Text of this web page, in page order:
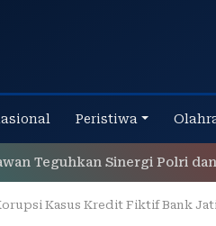
Peristiwa
Sinergi Polri dan Ulama
Kredit Fiktif Bank Jatim, LBH PC PMII Surabaya